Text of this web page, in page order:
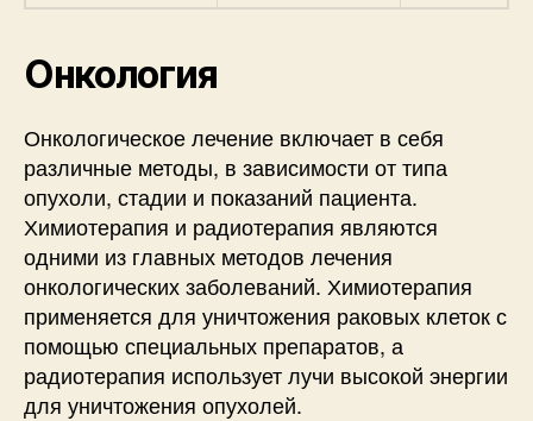
Онкология
Онкологическое лечение включает в себя
различные методы, в зависимости от типа
опухоли, стадии и показаний пациента.
Химиотерапия и радиотерапия являются
одними из главных методов лечения
онкологических заболеваний. Химиотерапия
применяется для уничтожения раковых клеток с
помощью специальных препаратов, а
радиотерапия использует лучи высокой энергии
для уничтожения опухолей.